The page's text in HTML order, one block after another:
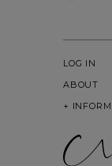
LOG IN
ABOUT
+